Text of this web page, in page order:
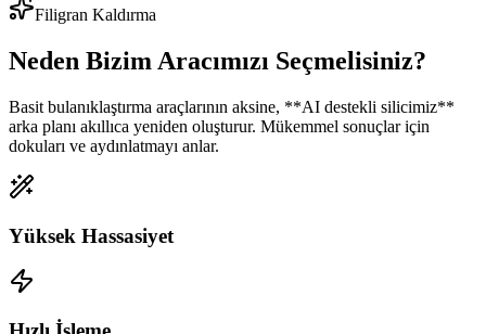
Filigran Kaldırma
Neden Bizim Aracımızı Seçmelisiniz?
Basit bulanıklaştırma araçlarının aksine, **AI destekli silicimiz**
arka planı akıllıca yeniden oluşturur. Mükemmel sonuçlar için
dokuları ve aydınlatmayı anlar.
Yüksek Hassasiyet